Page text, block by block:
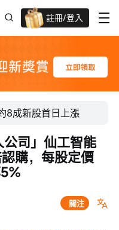
註冊/登入
8成新股首日上漲
關注
司」仙工智能
購，每股定價